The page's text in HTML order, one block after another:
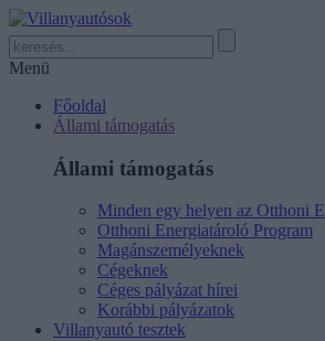
Menü
Főoldal
Állami támogatás
Állami támogatás
Minden egy helyen az Otthoni
Otthoni Energiatároló Program
Magánszemélyeknek
Cégeknek
Céges pályázat hírei
Korábbi pályázatok
Villanyautó tesztek